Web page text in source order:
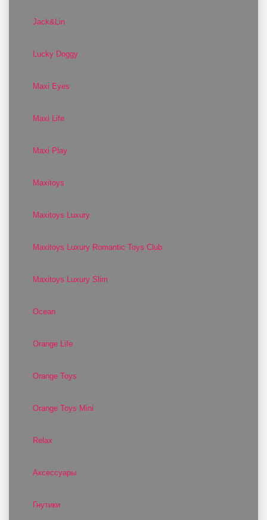
Jack&Lin
Lucky Doggy
Maxi Eyes
Maxi Life
Maxi Play
Maxitoys
Maxitoys Luxury
Maxitoys Luxury Romantic Toys Club
Maxitoys Luxury Slim
Ocean
Orange Life
Orange Toys
Orange Toys Mini
Relax
Аксессуары
Гнутики